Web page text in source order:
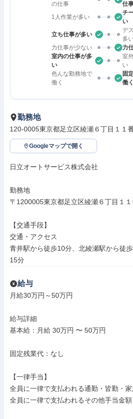
の仕事
仕
1人作業が多い
チ
い
立ち仕事が多い
デ
多
力仕事が少ない
力
室内の仕事が多
い
室
い
色んな勤務地で
働く
固
働く
勤務地
120-0005東京都足立区綾瀬６丁目１１
Googleマップで開く
日立オートサービス株式会社
勤務地
〒1200005東京都足立区綾瀬６丁目１
【交通手段】
交通・アクセス
青井駅から徒歩10分、北綾瀬駅から徒
15分
給与
月給30万円～50万円
給与詳細
基本給：月給 30万円 〜 50万円
固定残業代：なし
【一律手当】
全員に一律で支払われる通勤・皆勤・
全員に一律で支払われるその他手当金額